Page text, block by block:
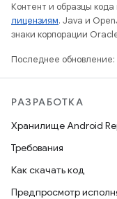
Контент и образцы
лицензиям. Java и
знаки корпорации
Последнее
РАЗРАБОТКА
Хранилище Android
Требования
Как скачать код
Предпросмотр